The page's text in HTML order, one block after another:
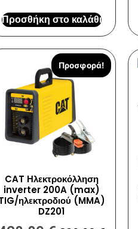
Προσθήκη στο καλάθι
Προσφορά!
CAT Ηλεκτροκόλληση
inverter 200A (max)
ηλεκτροδιού (MMA)
DZ201